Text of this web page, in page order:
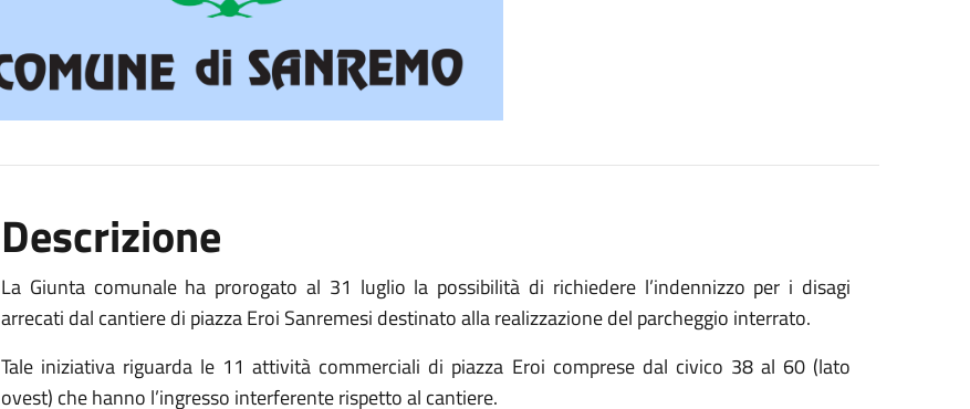
Descrizione
La Giunta comunale ha prorogato al 31 luglio la possibilità di richiedere l’indennizzo per i disagi
arrecati dal cantiere di piazza Eroi Sanremesi destinato alla realizzazione del parcheggio interrato.
Tale iniziativa riguarda le 11 attività commerciali di piazza Eroi comprese dal civico 38 al 60 (lato
ovest) che hanno l’ingresso interferente rispetto al cantiere.